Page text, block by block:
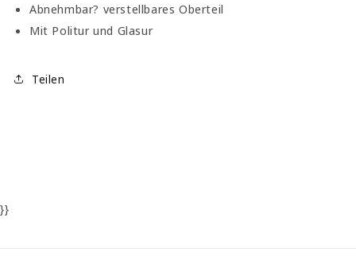
Abnehmbar? verstellbares Oberteil
Mit Politur und Glasur
Teilen
}}